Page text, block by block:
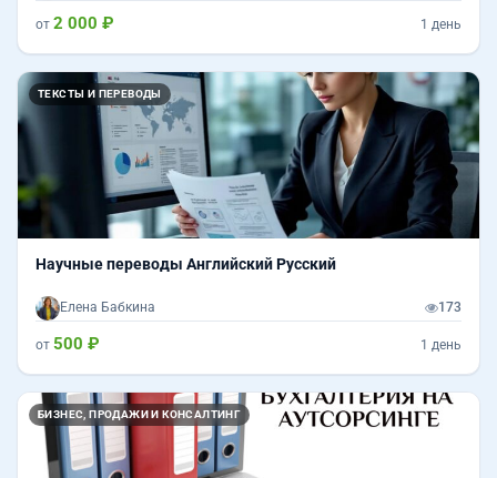
от 2 000 ₽ 1 день
ТЕКСТЫ И ПЕРЕВОДЫ
Научные переводы Английский Русский
Елена Бабкина 173
от 500 ₽ 1 день
БИЗНЕС, ПРОДАЖИ И КОНСАЛТИНГ